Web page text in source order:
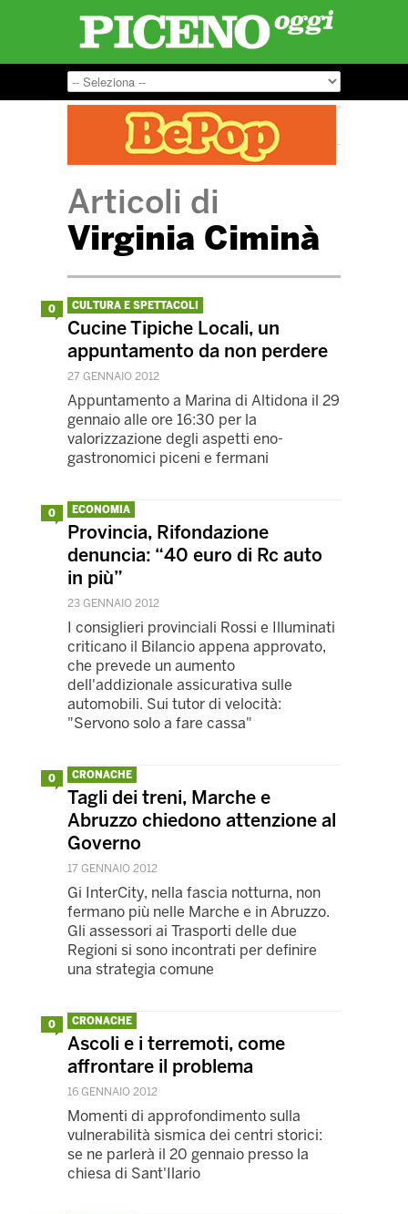
Articoli di
Virginia Ciminà
0 CULTURA E SPETTACOLI
Cucine Tipiche Locali, un
appuntamento da non perdere
27 GENNAIO 2012
Appuntamento a Marina di Altidona il 29
gennaio alle ore 16:30 per la
valorizzazione degli aspetti eno-
gastronomici piceni e fermani
0 ECONOMIA
Provincia, Rifondazione
denuncia: “40 euro di Rc auto
in più”
23 GENNAIO 2012
I consiglieri provinciali Rossi e Illuminati
criticano il Bilancio appena approvato,
che prevede un aumento
dell'addizionale assicurativa sulle
automobili. Sui tutor di velocità:
"Servono solo a fare cassa"
0 CRONACHE
Tagli dei treni, Marche e
Abruzzo chiedono attenzione al
Governo
17 GENNAIO 2012
Gi InterCity, nella fascia notturna, non
fermano più nelle Marche e in Abruzzo.
Gli assessori ai Trasporti delle due
Regioni si sono incontrati per definire
una strategia comune
0 CRONACHE
Ascoli e i terremoti, come
affrontare il problema
16 GENNAIO 2012
Momenti di approfondimento sulla
vulnerabilità sismica dei centri storici:
se ne parlerà il 20 gennaio presso la
chiesa di Sant'Ilario